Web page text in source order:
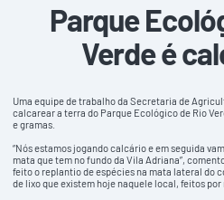
Parque
Verde é
Uma equipe de trabalho da Secretaria de
calcarear a terra do Parque Ecológico de Rio
e gramas.
“Nós estamos jogando calcário e em seguida
mata que tem no fundo da Vila Adriana”,
feito o replantio de espécies na mata lateral do
de lixo que existem hoje naquele local, feitos por